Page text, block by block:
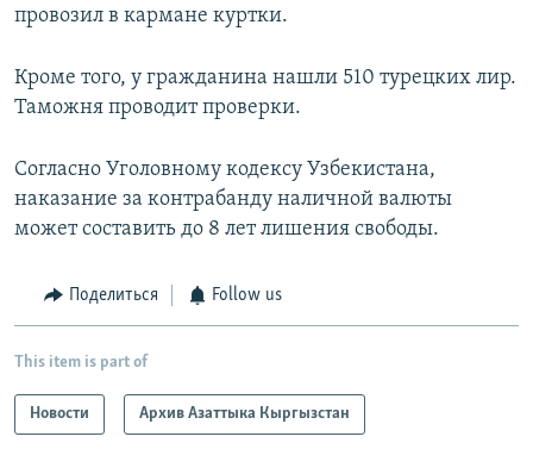
провозил в кармане куртки.
Кроме того, у гражданина нашли 510 турецких лир.
Таможня проводит проверки.
Согласно Уголовному кодексу Узбекистана,
наказание за контрабанду наличной валюты
может составить до 8 лет лишения свободы.
Поделиться Follow us
This item is part of
Новости Архив Азаттыка Кыргызстан